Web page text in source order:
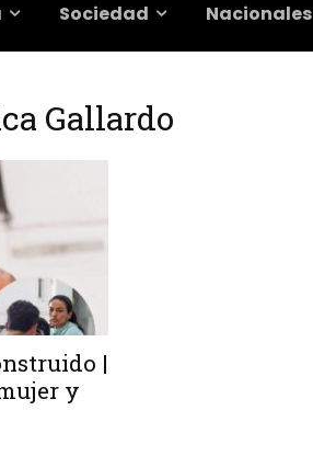
Sociedad Nacionales
Gallardo
|
y